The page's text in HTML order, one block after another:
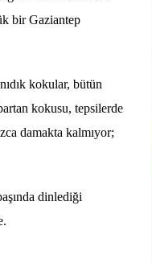
bir Gaziantep
kokular, bütün
kokusu, tepsilerde
damakta kalmıyor;
dinlediği